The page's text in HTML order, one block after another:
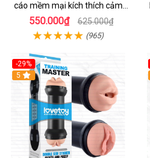
cáo mềm mại kích thích cảm
giác mới
550.000₫ 625.000₫
(965)
-29%
Hot
5